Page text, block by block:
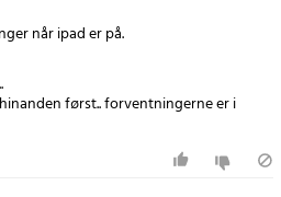
når ipad er på.
først.. forventningerne er i